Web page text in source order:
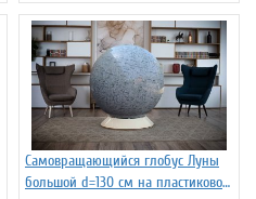
Самовращающийся глобус Луны
большой d=130 см на пластиковой